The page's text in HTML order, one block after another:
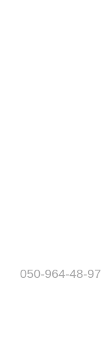
050-964-48-97